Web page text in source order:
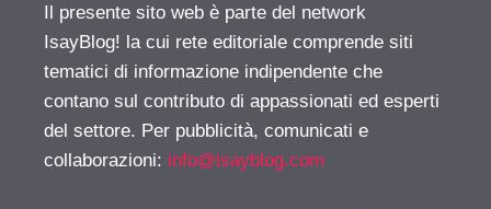
Il presente sito web è parte del network
IsayBlog! la cui rete editoriale comprende siti
tematici di informazione indipendente che
contano sul contributo di appassionati ed esperti
del settore. Per pubblicità, comunicati e
collaborazioni: info@isayblog.com